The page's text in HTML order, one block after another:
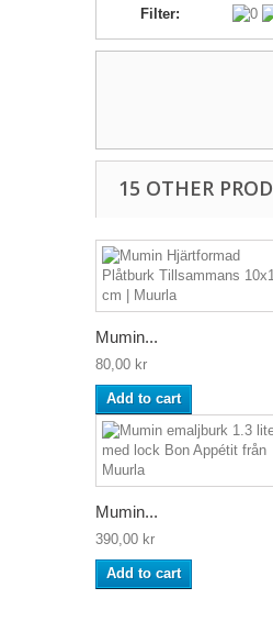
Filter:
15 OTHER
Mumin...
80,00 kr
Add to cart
Mumin...
390,00 kr
Add to cart